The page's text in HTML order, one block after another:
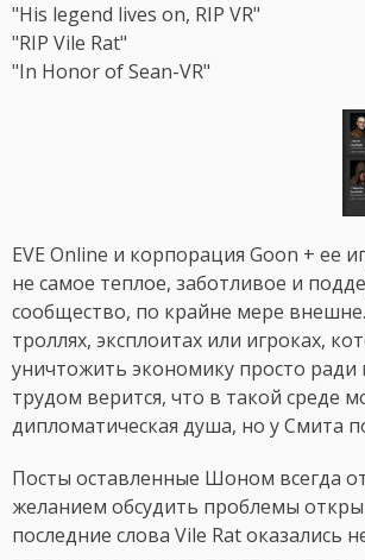
"His legend lives on, RIP VR"
"RIP Vile Rat"
"In Honor of Sean-VR"
EVE Online и корпорация Goon + ее
не самое теплое, заботливое и
сообщество, по крайне мере
троллях, эксплоитах или игроках,
уничтожить экономику просто ради
трудом верится, что в такой среде
дипломатическая душа, но у Смита
Посты оставленные Шоном всегда
желанием обсудить проблемы
последние слова Vile Rat оказались